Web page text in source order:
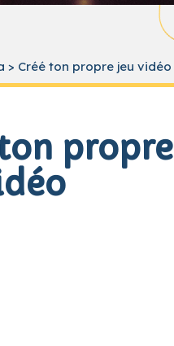
> Créé ton propre jeu vidéo
propre